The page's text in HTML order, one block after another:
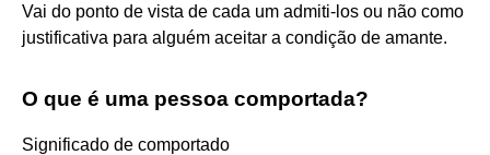
Vai do ponto de vista de cada um admiti-los ou não como
justificativa para alguém aceitar a condição de amante.
O que é uma pessoa comportada?
Significado de comportado